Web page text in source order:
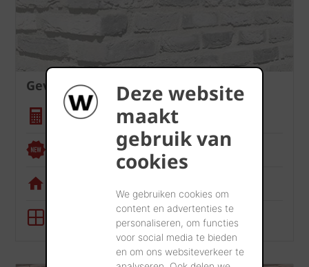
Deze website
maakt
gebruik van
cookies
We gebruiken cookies om
content en advertenties te
personaliseren, om functies
voor social media te bieden
en om ons websiteverkeer te
Gevel
Hoeveelheidscalculator